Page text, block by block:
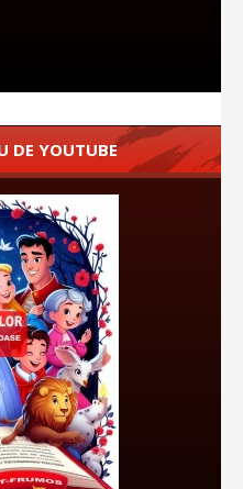
DE YOUTUBE